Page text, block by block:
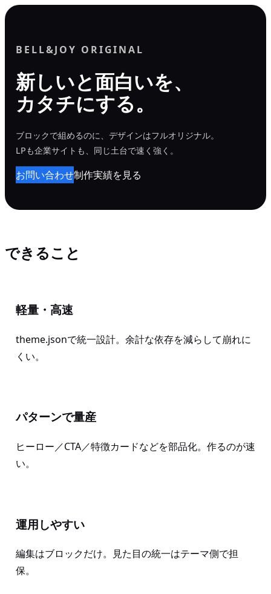
内
BELL&JOY ORIGINAL
新しいと面白いを、
カタチにする。
ブロックで組めるのに、デザインはフルオリジナル。
LPも企業サイトも、同じ土台で速く強く。
お問い合わせ制作実績を見る
できること
軽量・高速
theme.jsonで統一設計。余計な依存を減らして崩れに
くい。
パターンで量産
ヒーロー／CTA／特徴カードなどを部品化。作るのが速
い。
運用しやすい
編集はブロックだけ。見た目の統一はテーマ側で担
保。